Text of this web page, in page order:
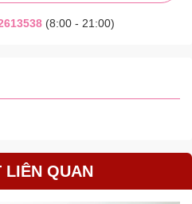
(8:00 - 21:00)
LIÊN QUAN